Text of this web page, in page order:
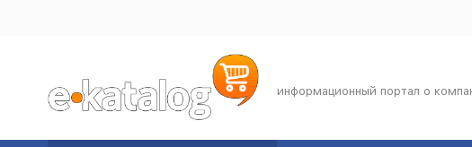
информационный портал о